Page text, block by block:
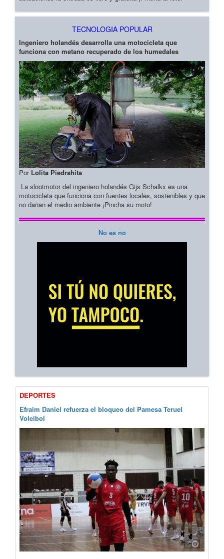
TECNOLOGIA POPULAR
Ingeniero holandés desarrolla una motocicleta que
funciona con metano recuperado de los humedales
Por Lolita Piedrahita
La slootmotor del ingeniero holandés Gijs Schalkx es una
motocicleta que funciona con fuentes locales, sostenibles y que
no dañan el medio ambiente ¡Pincha su moto!
No es no
DEPORTES
Efraim Daniel refuerza el bloqueo del Pamesa Teruel
Voleibol